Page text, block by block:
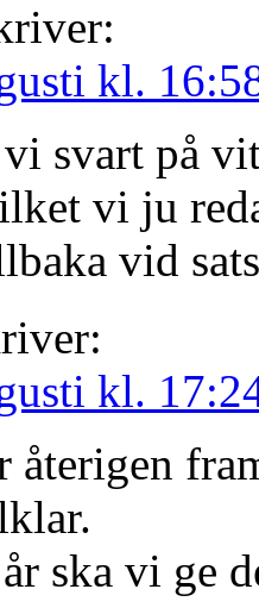
kl.
svart på
vi ju
vid
kl.
återigen
ska vi ge